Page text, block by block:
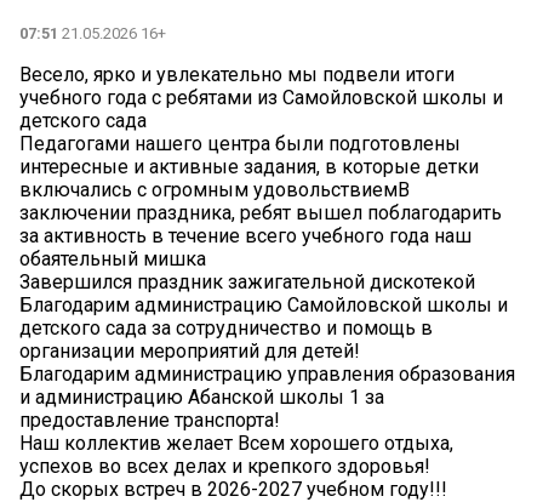
07:51 21.05.2026 16+
Весело, ярко и увлекательно мы подвели итоги
учебного года с ребятами из Самойловской школы и
детского сада
Педагогами нашего центра были подготовлены
интересные и активные задания, в которые детки
включались с огромным удовольствиемВ
заключении праздника, ребят вышел поблагодарить
за активность в течение всего учебного года наш
обаятельный мишка
Завершился праздник зажигательной дискотекой
Благодарим администрацию Самойловской школы и
детского сада за сотрудничество и помощь в
организации мероприятий для детей!
Благодарим администрацию управления образования
и администрацию Абанской школы 1 за
предоставление транспорта!
Наш коллектив желает Всем хорошего отдыха,
успехов во всех делах и крепкого здоровья!
До скорых встреч в 2026-2027 учебном году!!!